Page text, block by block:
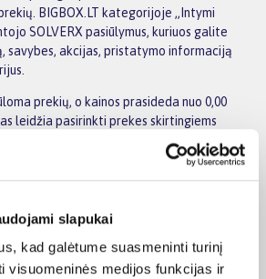
slapukai
kad galėtume suasmeninti turinį
visuomeninės medijos funkcijas ir
BIGBOX.LT kategorijoje „Intymi
SOLVERX pasiūlymus, kuriuos galite
savybes, akcijas, pristatymo informaciją
prekių, o kainos prasideda nuo 0,00
leidžia pasirinkti prekes skirtingiems
ir naudojimo įpročiams. Renkantis verta
ir pagrindines savybes, funkcionalumą,
sąlygas bei taikomus specialius
padeda greičiau atrasti aktualius
palyginti SOLVERX prekes tarpusavyje.
kriterijus, pristatymo